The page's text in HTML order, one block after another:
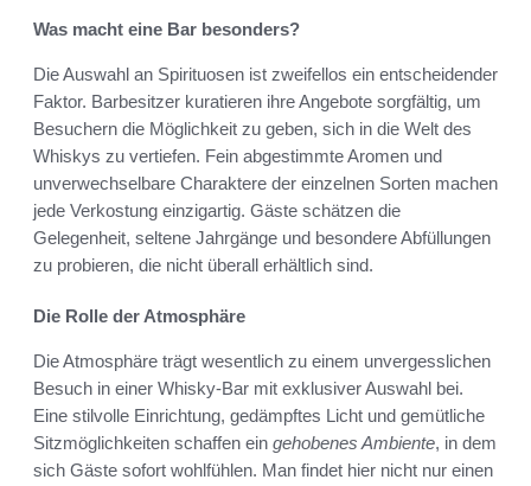
Was macht eine Bar besonders?
Die Auswahl an Spirituosen ist zweifellos ein entscheidender
Faktor. Barbesitzer kuratieren ihre Angebote sorgfältig, um
Besuchern die Möglichkeit zu geben, sich in die Welt des
Whiskys zu vertiefen. Fein abgestimmte Aromen und
unverwechselbare Charaktere der einzelnen Sorten machen
jede Verkostung einzigartig. Gäste schätzen die
Gelegenheit, seltene Jahrgänge und besondere Abfüllungen
zu probieren, die nicht überall erhältlich sind.
Die Rolle der Atmosphäre
Die Atmosphäre trägt wesentlich zu einem unvergesslichen
Besuch in einer Whisky-Bar mit exklusiver Auswahl bei.
Eine stilvolle Einrichtung, gedämpftes Licht und gemütliche
Sitzmöglichkeiten schaffen ein gehobenes Ambiente, in dem
sich Gäste sofort wohlfühlen. Man findet hier nicht nur einen